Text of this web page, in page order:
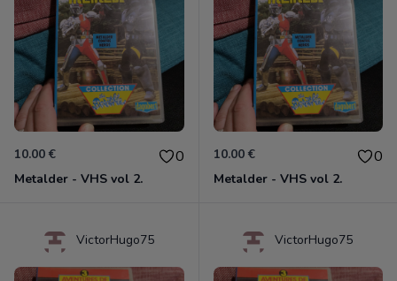
10.00 € 0
Metalder - VHS vol 2.
10.00 € 0
Metalder - VHS vol 2.
VictorHugo75 VictorHugo75